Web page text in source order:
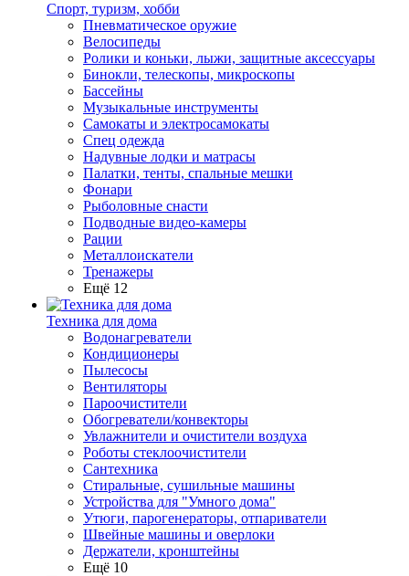
Спорт, туризм, хобби
Пневматическое оружие
Велосипеды
Ролики и коньки, лыжи, защитные аксессуары
Бинокли, телескопы, микроскопы
Бассейны
Музыкальные инструменты
Самокаты и электросамокаты
Спец одежда
Надувные лодки и матрасы
Палатки, тенты, спальные мешки
Фонари
Рыболовные снасти
Подводные видео-камеры
Рации
Металлоискатели
Тренажеры
Ещё 12
Техника для дома
Водонагреватели
Кондиционеры
Пылесосы
Вентиляторы
Пароочистители
Обогреватели/конвекторы
Увлажнители и очистители воздуха
Роботы стеклоочистители
Сантехника
Стиральные, сушильные машины
Устройства для "Умного дома"
Утюги, парогенераторы, отпариватели
Швейные машины и оверлоки
Держатели, кронштейны
Ещё 10